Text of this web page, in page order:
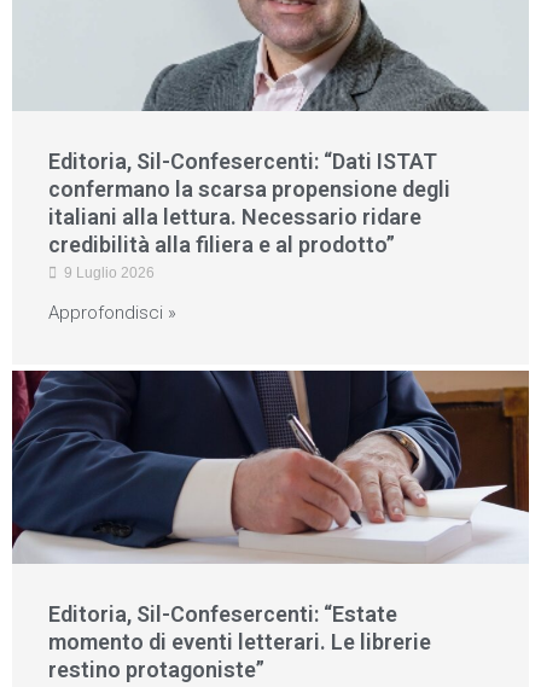
Editoria, Sil-Confesercenti: “Dati ISTAT
confermano la scarsa propensione degli
italiani alla lettura. Necessario ridare
credibilità alla filiera e al prodotto”
9 Luglio 2026
Approfondisci »
Editoria, Sil-Confesercenti: “Estate
momento di eventi letterari. Le librerie
restino protagoniste”